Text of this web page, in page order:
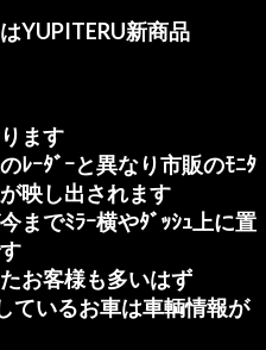
YUPITERU新商品
ます
ﾚｰﾀﾞｰと異なり市販のﾓﾆﾀ
映し出されます
までﾐﾗｰ横やﾀﾞｯｼｭ上に置
お客様も多いはず
ているお車は車輌情報が